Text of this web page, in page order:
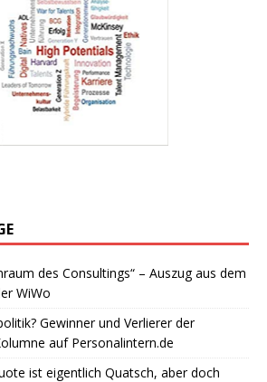
des Consultings“ – Auszug aus dem
WiWo
Gewinner und Verlierer der
auf Personalintern.de
ist eigentlich Quatsch, aber doch